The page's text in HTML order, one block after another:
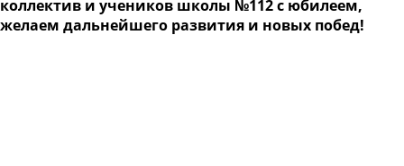
коллектив и учеников школы №112 с юбилеем,
желаем дальнейшего развития и новых побед!